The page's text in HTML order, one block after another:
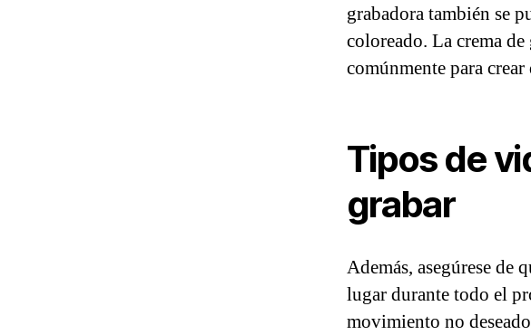
grabadora también se
coloreado. La crema de
comúnmente para
Tipos de
grabar
Además, asegúrese de
lugar durante todo el
movimiento no